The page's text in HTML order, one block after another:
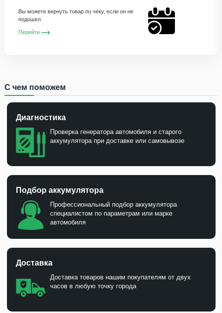
Вы можете вернуть товар по чеку, если он не
подошел
Перейти
С чем поможем
Диагностика
Проверка генератора автомобиля и старого
аккумулятора при доставке или самовывозе
Подбор аккумулятора
Профессиональный подбор аккумулятора
специалистом по параметрам или марке
автомобиля
Доставка
Доставка товаров нашим покупателям от двух
часов в любую точку города